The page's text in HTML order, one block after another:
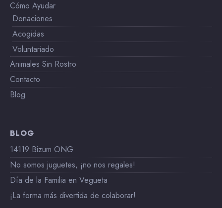
Cómo Ayudar
Donaciones
Acogidas
Voluntariado
Animales Sin Rostro
Contacto
Blog
BLOG
14119 Bizum ONG
No somos juguetes, ¡no nos regales!
Día de la Familia en Vegueta
¡La forma más divertida de colaborar!